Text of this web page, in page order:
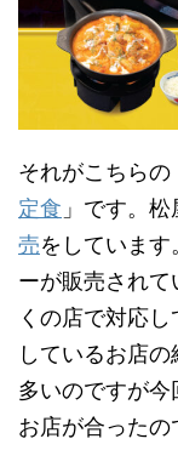
それがこちらの
定食 」です。
売をしています
ーが販売され
くの店で対応
しているお店
多いのですが
お店が合ったの